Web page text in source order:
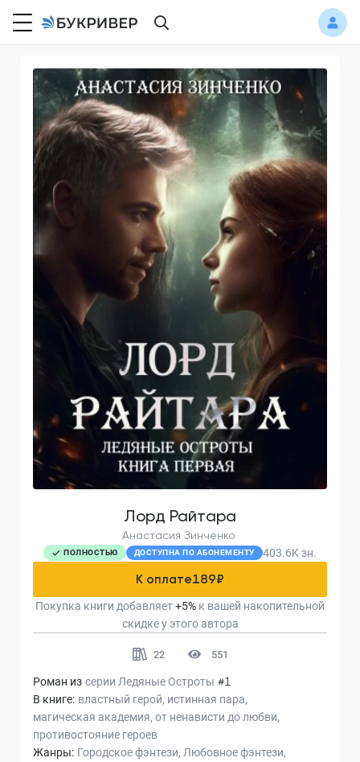
Лорд Райтара
Анастасия Зинченко
ПОЛНОСТЬЮ ДОСТУПНА ПО АБОНЕМЕНТУ 403.6K зн.
К оплате189₽
Покупка книги добавляет+5% к вашей накопительной
скидке у этого автора
22 551
Роман из серии Ледяные Остроты #1
В книге: властный герой истинная пара
магическая академия от ненависти до любви
противостояние героев
Жанры: Городское фэнтези Любовное фэнтези